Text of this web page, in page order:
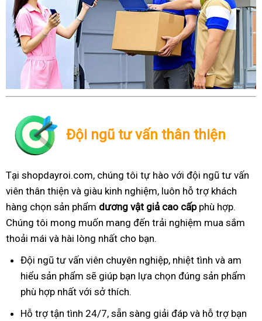
Đội ngũ tư vấn thân thiện
Tại shopdayroi.com, chúng tôi tự hào với đội ngũ tư vấn
viên thân thiện và giàu kinh nghiệm, luôn hỗ trợ khách
hàng chọn sản phẩm dương vật giả cao cấpphù hợp.
Chúng tôi mong muốn mang đến trải nghiệm mua sắm
thoải mái và hài lòng nhất cho bạn.
Đội ngũ tư vấn viên chuyên nghiệp, nhiệt tình và am
hiểu sản phẩm sẽ giúp bạn lựa chọn đúng sản phẩm
phù hợp nhất với sở thích.
Hỗ trợ tận tình 24/7, sẵn sàng giải đáp và hỗ trợ bạn